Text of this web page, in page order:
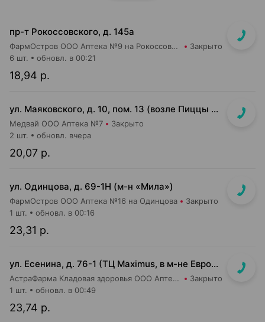
пр-т Рокоссовского, д. 145а
ФармОстров ООО Аптека №9 на Рокоссовского Закрыто
18,94 р.
6 шт. обновл. в 00:21
ул. Маяковского, д. 10, пом. 13 (возле Пиццы Мании)
Медвай ООО Аптека №7 Закрыто
20,07 р.
2 шт. обновл. вчера
ул. Одинцова, д. 69-1Н (м-н «Мила»)
ФармОстров ООО Аптека №16 на Одинцова Закрыто
23,31 р.
1 шт. обновл. в 00:16
ул. Есенина, д. 76-1 (ТЦ Maximus, в м-не Евроопт Super)
АстраФарма Кладовая здоровья ООО Аптека №9 Закрыто
23,74 р.
1 шт. обновл. в 00:49